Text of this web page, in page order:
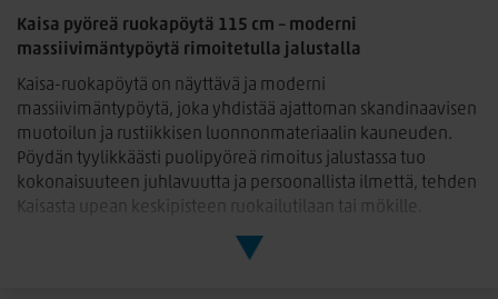
Kaisa pyöreä ruokapöytä 115 cm – moderni
massiivimäntypöytä rimoitetulla jalustalla
Kaisa-ruokapöytä on näyttävä ja moderni
massiivimäntypöytä, joka yhdistää ajattoman skandinaavisen
muotoilun ja rustiikkisen luonnonmateriaalin kauneuden.
Pöydän tyylikkäästi puolipyöreä rimoitus jalustassa tuo
kokonaisuuteen juhlavuutta ja persoonallista ilmettä, tehden
Kaisasta upean keskipisteen ruokailutilaan tai mökille.
Massiivimännystä valmistetun kannen 25 mm vahvuus tekee